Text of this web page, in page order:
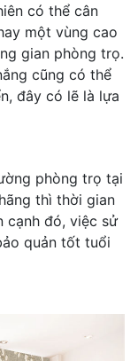
có thể cân
một vùng cao
gian phòng trọ.
cũng có thể
đây có lẽ là lựa
phòng trọ tại
thì thời gian
cạnh đó, việc sử
quản tốt tuổi